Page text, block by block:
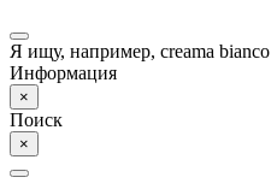
Я ищу, например, creama bianco
Информация
×
Поиск
×